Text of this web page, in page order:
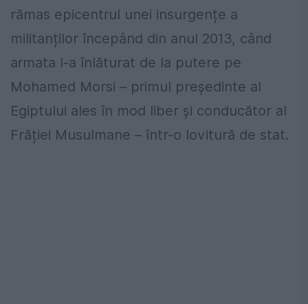
rămas epicentrul unei insurgențe a
militanților începând din anul 2013, când
armata l-a înlăturat de la putere pe
Mohamed Morsi – primul președinte al
Egiptului ales în mod liber și conducător al
Frăției Musulmane – într-o lovitură de stat.